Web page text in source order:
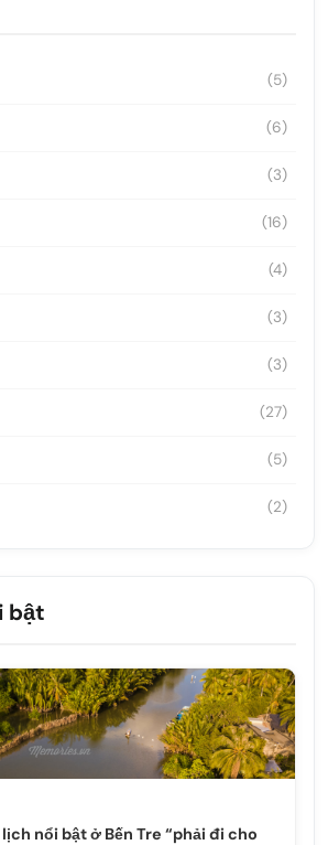
(5)
(6)
(3)
(16)
(4)
(3)
(3)
(27)
(5)
(2)
bật
nổi bật ở Bến Tre “phải đi cho